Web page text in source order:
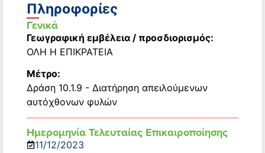
Πληροφορίες
Γενικά
Γεωγραφική εμβέλεια / προσδιορισμός:
ΟΛΗ Η ΕΠΙΚΡΑΤΕΙΑ
Μέτρο:
Δράση 10.1.9 - Διατήρηση απειλούμενων
αυτόχθονων φυλών
Ημερομηνία Τελευταίας Επικαιροποίησης
11/12/2023